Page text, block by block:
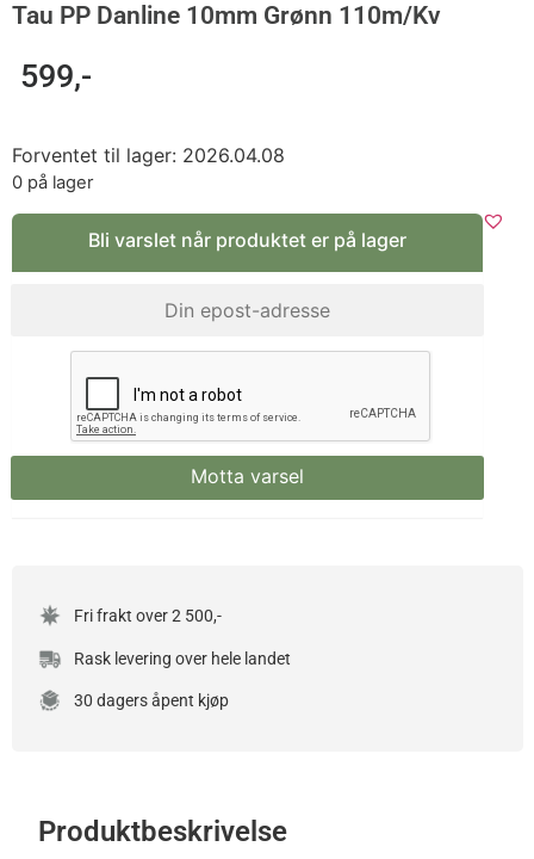
Tau PP Danline 10mm Grønn 110m/Kv
599,-
Forventet til lager: 2026.04.08
0 på lager
Bli varslet når produktet er på lager
Fri frakt over 2 500,-
Rask levering over hele landet
30 dagers åpent kjøp
Produktbeskrivelse